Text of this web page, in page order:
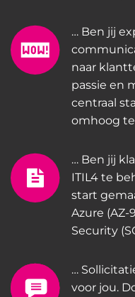
… Ben jij
naar
passie en
centraal
omhoog
… Ben jij
ITIL4 te
start
Azure (AZ-
Security
…
voor jou.